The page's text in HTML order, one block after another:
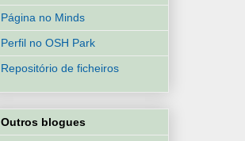
Página no Minds
Perfil no OSH Park
Repositório de ficheiros
Outros blogues